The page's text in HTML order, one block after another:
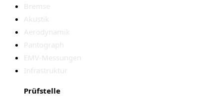
Bremse
Akustik
Aerodynamik
Pantograph
EMV-Messungen
Infrastruktur
Prüfstelle